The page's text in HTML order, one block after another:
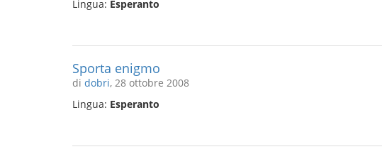
Lingua: Esperanto
Sporta enigmo
di dobri, 28 ottobre 2008
Lingua: Esperanto